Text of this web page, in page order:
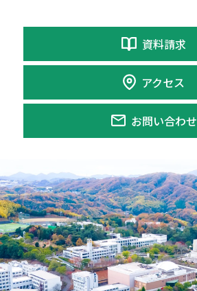
資料請求
アクセス
お問い合わせ